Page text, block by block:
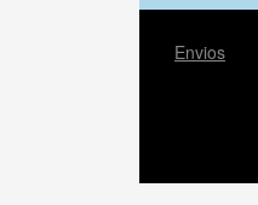
Envios